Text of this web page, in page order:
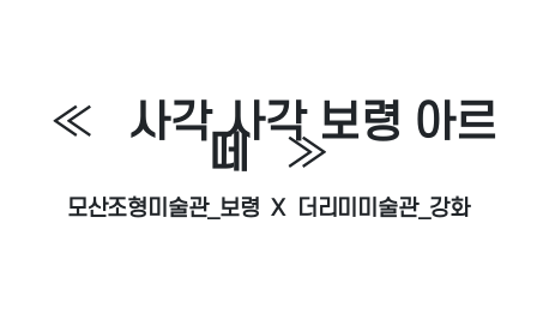
≪ 사각 사각 보령 아르
떼 ≫
모산조형미술관_보령 X 더리미미술관_강화